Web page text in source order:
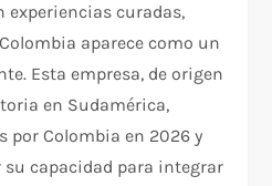
experiencias curadas,
aparece como un
Esta empresa, de origen
en Sudamérica,
por Colombia en 2026 y
su capacidad para integrar